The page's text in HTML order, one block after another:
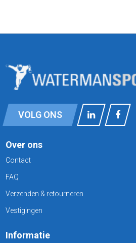
VOLG ONS
Over ons
Contact
FAQ
Verzenden & retourneren
Vestigingen
Informatie